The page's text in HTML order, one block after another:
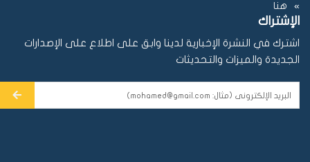
هنا
الإشتراك
اشترك في النشرة الإخبارية لدينا وابق على اطلاع على الإصدارات
الجديدة والميزات والتحديثات